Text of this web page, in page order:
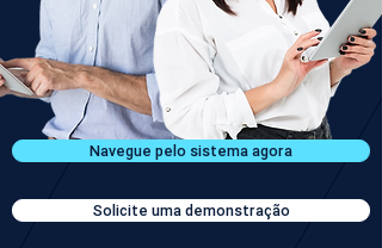
Navegue pelo sistema agora
Solicite uma demonstração